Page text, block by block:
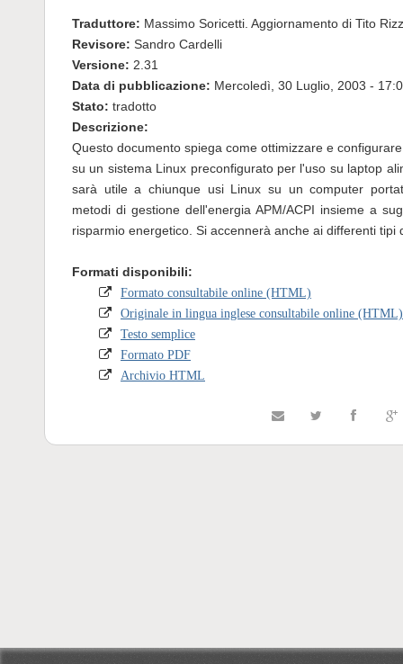
Traduttore: Massimo Soricetti. Aggiornamento di Tito
Revisore: Sandro Cardelli
Versione: 2.31
Data di pubblicazione: Mercoledì, 30 Luglio, 2003 -
Stato: tradotto
Descrizione:
Questo documento spiega come ottimizzare e
su un sistema Linux preconfigurato per l'uso su laptop
sarà utile a chiunque usi Linux su un computer
metodi di gestione dell'energia APM/ACPI insieme a
risparmio energetico. Si accennerà anche ai differenti tipi
Formati disponibili:
Formato consultabile online (HTML)
Originale in lingua inglese consultabile online (HTML)
Testo semplice
Formato PDF
Archivio HTML